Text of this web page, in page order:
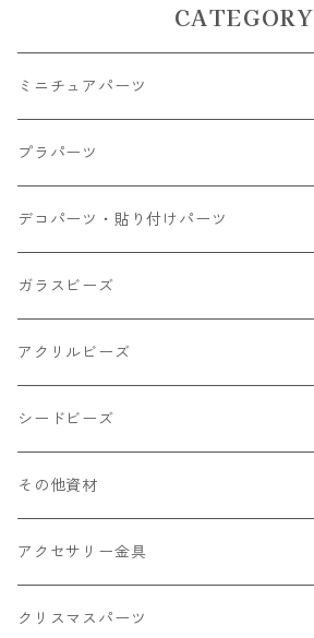
CATEGORY
ミニチュアパーツ
大きいパーツ グラス系
小さいパーツ グラス系
小物
カップ
プラパーツ
ナスカン カニカン
リング イヤリング パーツ
チェーンパーツ
プラチャーム
デコパーツ・貼り付けパーツ
食べ物系
キャンディ
ドーナツ
アニマル系
うさぎ
くま
スライス棒
フレーク カット済
シール付き
フルーツ系 野菜果物
お花
ガラスビーズ
ミレフィオリ
ランプワーク
キャッツアイ
アクリルビーズ
丸玉6㎜ ラウンド
丸玉8㎜ ラウンド
カボチャ
クラック
シードビーズ
ミックス
2㎜
不透明
3㎜
その他資材
アクセサリー金具
カラー丸カン
クリスマスパーツ